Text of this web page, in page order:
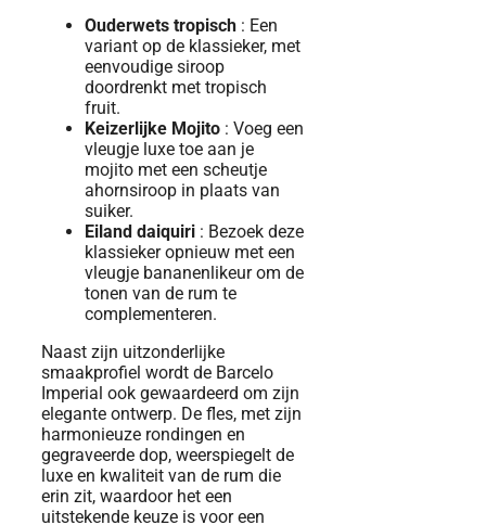
Ouderwets tropisch : Een
variant op de klassieker, met
eenvoudige siroop
doordrenkt met tropisch
fruit.
Keizerlijke Mojito : Voeg een
vleugje luxe toe aan je
mojito met een scheutje
ahornsiroop in plaats van
suiker.
Eiland daiquiri : Bezoek deze
klassieker opnieuw met een
vleugje bananenlikeur om de
tonen van de rum te
complementeren.
Naast zijn uitzonderlijke
smaakprofiel wordt de Barcelo
Imperial ook gewaardeerd om zijn
elegante ontwerp. De fles, met zijn
harmonieuze rondingen en
gegraveerde dop, weerspiegelt de
luxe en kwaliteit van de rum die
erin zit, waardoor het een
uitstekende keuze is voor een